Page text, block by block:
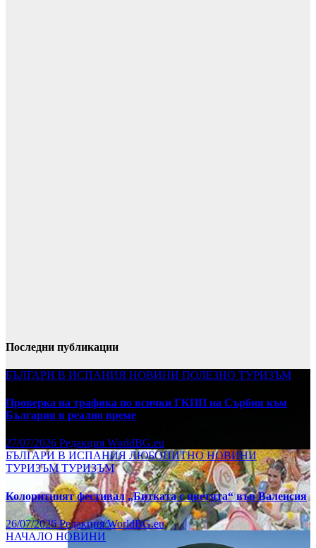
Последни публикации
БЪЛГАРИ В ИСПАНИЯ НОВИНИ ПОЛЕЗНО ТУРИЗЪМ
Проверка на трафика по всички ГКПП на Сърбия към
България в реално време
27/07/2026 Редакция WorldBG.eu
БЪЛГАРИ В ИСПАНИЯ ЛЮБОПИТНОНОВИНИ
ТУРИЗЪМТУРИЗЪМ
Колоритният фестивал „Битката с цветята“ във Валенсия
26/07/2026Редакция WorldBG.eu
НАЧАЛО НОВИНИ